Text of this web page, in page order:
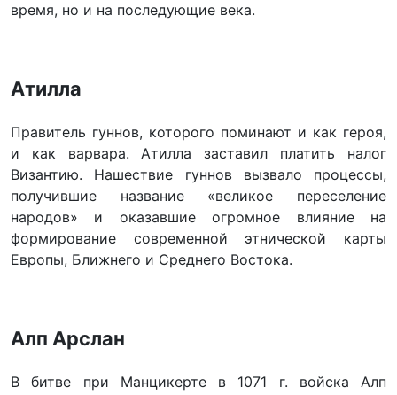
время, но и на последующие века.
Атилла
Правитель гуннов, которого поминают и как героя,
и как варвара. Атилла заставил платить налог
Византию. Нашествие гуннов вызвало процессы,
получившие название «великое переселение
народов» и оказавшие огромное влияние на
формирование современной этнической карты
Европы, Ближнего и Среднего Востока.
Алп Арслан
В битве при Манцикерте в 1071 г. войска Алп